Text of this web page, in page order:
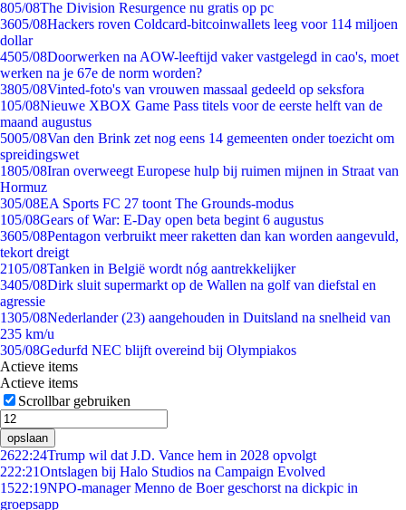
805/08The Division Resurgence nu gratis op pc
3605/08Hackers roven Coldcard-bitcoinwallets leeg voor 114 miljoen
dollar
4505/08Doorwerken na AOW-leeftijd vaker vastgelegd in cao's, moet
werken na je 67e de norm worden?
3805/08Vinted-foto's van vrouwen massaal gedeeld op seksfora
105/08Nieuwe XBOX Game Pass titels voor de eerste helft van de
maand augustus
5005/08Van den Brink zet nog eens 14 gemeenten onder toezicht om
spreidingswet
1805/08Iran overweegt Europese hulp bij ruimen mijnen in Straat van
Hormuz
305/08EA Sports FC 27 toont The Grounds-modus
105/08Gears of War: E-Day open beta begint 6 augustus
3605/08Pentagon verbruikt meer raketten dan kan worden aangevuld,
tekort dreigt
2105/08Tanken in België wordt nóg aantrekkelijker
3405/08Dirk sluit supermarkt op de Wallen na golf van diefstal en
agressie
1305/08Nederlander (23) aangehouden in Duitsland na snelheid van
235 km/u
305/08Gedurfd NEC blijft overeind bij Olympiakos
Actieve items
Actieve items
Scrollbar gebruiken
opslaan
2622:24Trump wil dat J.D. Vance hem in 2028 opvolgt
222:21Ontslagen bij Halo Studios na Campaign Evolved
1522:19NPO-manager Menno de Boer geschorst na dickpic in
groepsapp